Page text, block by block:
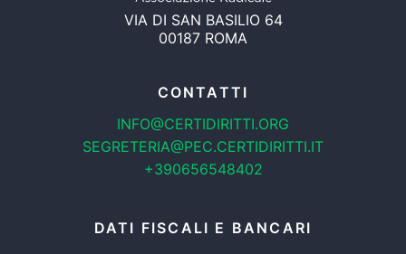
VIA DI SAN BASILIO 64
00187 ROMA
CONTATTI
INFO@CERTIDIRITTI.ORG
SEGRETERIA@PEC.CERTIDIRITTI.IT
+390656548402
DATI FISCALI E BANCARI